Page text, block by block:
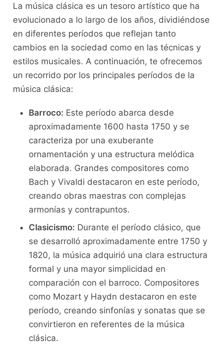
La música clásica es un ‍tesoro artístico que​ ha
evolucionado a lo largo ‌de ⁢los años, dividiéndose
‍en diferentes períodos‌ que reflejan tanto
cambios en​ la sociedad como⁤ en‍ las técnicas y
estilos musicales. A continuación,⁤ te ofrecemos
un ⁣recorrido por⁢ los principales ⁣períodos de ⁣la
música clásica:
Barroco: Este período abarca desde
⁤aproximadamente 1600 hasta 1750 y se
caracteriza por una exuberante
ornamentación y ‍una estructura ⁣melódica
elaborada. Grandes compositores como⁣
Bach ⁤y​ Vivaldi destacaron en este período,
creando⁤ obras maestras con ⁤complejas
armonías y contrapuntos.
Clasicismo: Durante⁣ el período clásico, que
se desarrolló aproximadamente ‍entre⁣ 1750 y
1820, la música adquirió una clara estructura
formal y una mayor simplicidad en‍
comparación con el ⁣barroco. Compositores
como Mozart‌ y Haydn destacaron en este
⁤período, creando ⁣sinfonías y sonatas ​que se
convirtieron en referentes de la música
clásica.